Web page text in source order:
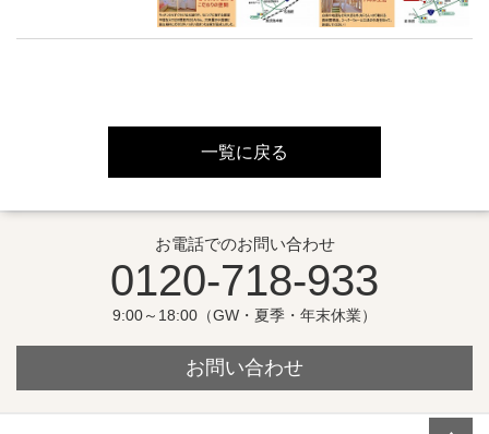
一覧に戻る
お電話でのお問い合わせ
0120-718-933
9:00～18:00（GW・夏季・年末休業）
お問い合わせ